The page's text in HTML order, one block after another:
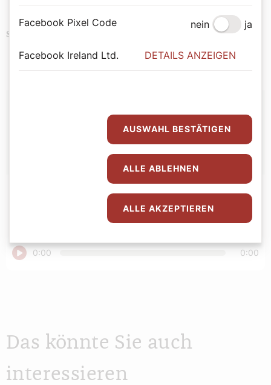
Schlagwörter
Bernadette Spitzer
Abspielen
0:00 0:00
Das könnte Sie auch
interessieren
Facebook Pixel Code nein ja
Facebook Ireland Ltd. DETAILS ANZEIGEN
AUSWAHL BESTÄTIGEN
ALLE ABLEHNEN
ALLE AKZEPTIEREN